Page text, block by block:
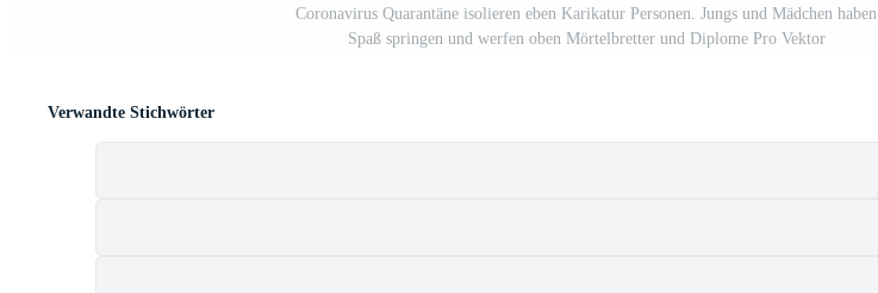
Coronavirus Quarantäne isolieren eben Karikatur Personen. Jungs und Mädchen haben
Spaß springen und werfen oben Mörtelbretter und Diplome Pro Vektor
Verwandte Stichwörter